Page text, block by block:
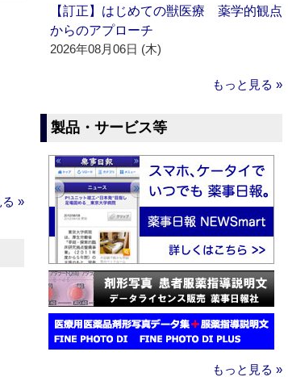
る »
【訂正】はじめての獣医療 薬学的観点
からのアプローチ
2026年08月06日 (木)
もっと見る »
製品・サービス等
もっと見る »